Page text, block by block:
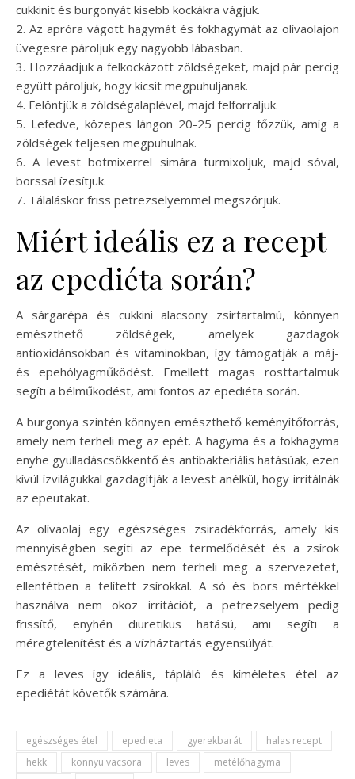
cukkinit és burgonyát kisebb kockákra vágjuk.
2. Az apróra vágott hagymát és fokhagymát az olívaolajon
üvegesre pároljuk egy nagyobb lábasban.
3. Hozzáadjuk a felkockázott zöldségeket, majd pár percig
együtt pároljuk, hogy kicsit megpuhuljanak.
4. Felöntjük a zöldségalaplével, majd felforraljuk.
5. Lefedve, közepes lángon 20-25 percig főzzük, amíg a
zöldségek teljesen megpuhulnak.
6. A levest botmixerrel simára turmixoljuk, majd sóval,
borssal ízesítjük.
7. Tálaláskor friss petrezselyemmel megszórjuk.
Miért ideális ez a recept
az epediéta során?
A sárgarépa és cukkini alacsony zsírtartalmú, könnyen
emészthető zöldségek, amelyek gazdagok
antioxidánsokban és vitaminokban, így támogatják a máj-
és epehólyagműködést. Emellett magas rosttartalmuk
segíti a bélműködést, ami fontos az epediéta során.
A burgonya szintén könnyen emészthető keményítőforrás,
amely nem terheli meg az epét. A hagyma és a fokhagyma
enyhe gyulladáscsökkentő és antibakteriális hatásúak, ezen
kívül ízvilágukkal gazdagítják a levest anélkül, hogy irritálnák
az epeutakat.
Az olívaolaj egy egészséges zsiradékforrás, amely kis
mennyiségben segíti az epe termelődését és a zsírok
emésztését, miközben nem terheli meg a szervezetet,
ellentétben a telített zsírokkal. A só és bors mértékkel
használva nem okoz irritációt, a petrezselyem pedig
frissítő, enyhén diuretikus hatású, ami segíti a
méregtelenítést és a vízháztartás egyensúlyát.
Ez a leves így ideális, tápláló és kíméletes étel az
epediétát követők számára.
egészséges étel epedieta gyerekbarát
halas recept
hekk
konnyu vacsora leves
metélőhagyma